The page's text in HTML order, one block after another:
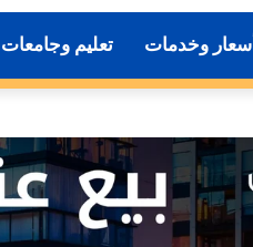
أسعار وخدمات تعليم وجامعات